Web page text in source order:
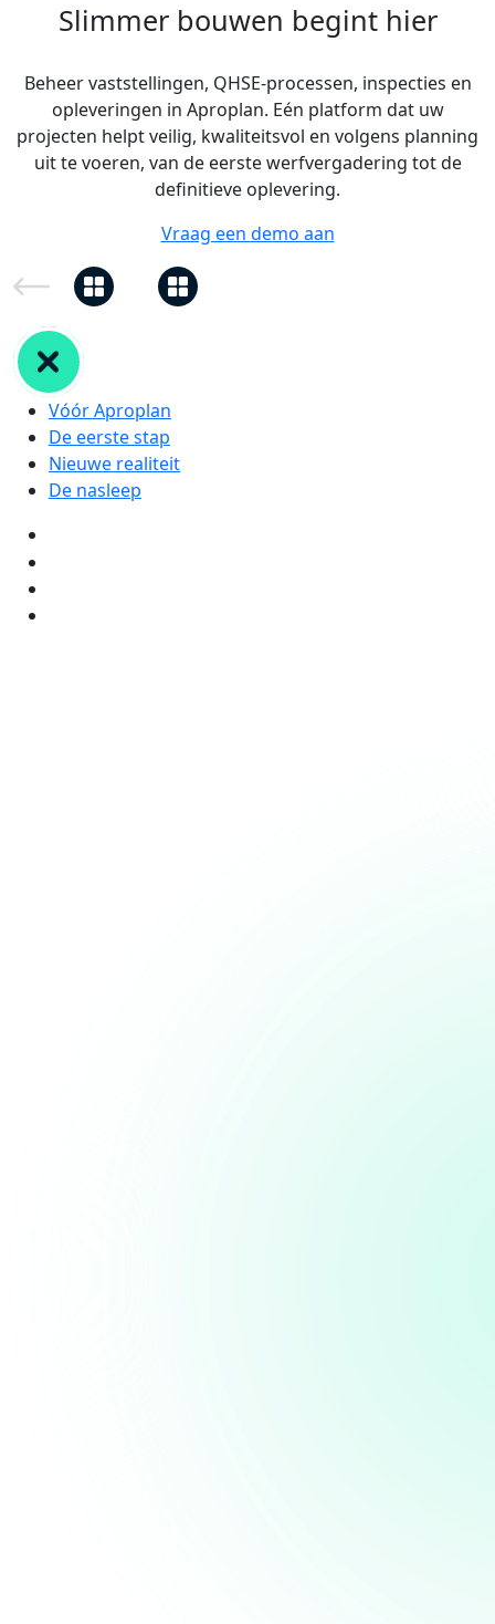
Slimmer bouwen begint hier
Beheer vaststellingen, QHSE-processen, inspecties en
opleveringen in Aproplan. Eén platform dat uw
projecten helpt veilig, kwaliteitsvol en volgens planning
uit te voeren, van de eerste werfvergadering tot de
definitieve oplevering.
Vraag een demo aan
Vóór Aproplan
De eerste stap
Nieuwe realiteit
De nasleep